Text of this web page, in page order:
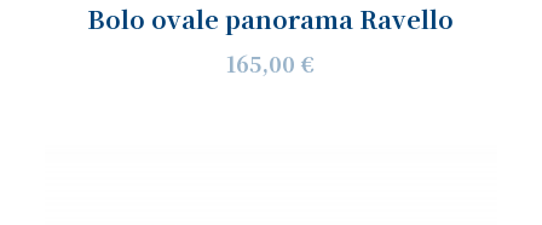
Bolo ovale panorama Ravello
165,00 €